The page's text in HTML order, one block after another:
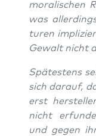
mora­li­schen
was
tu­ren
Gewalt nicht
Spä­tes­tens
sich dar­auf,
erst
nicht
und gegen